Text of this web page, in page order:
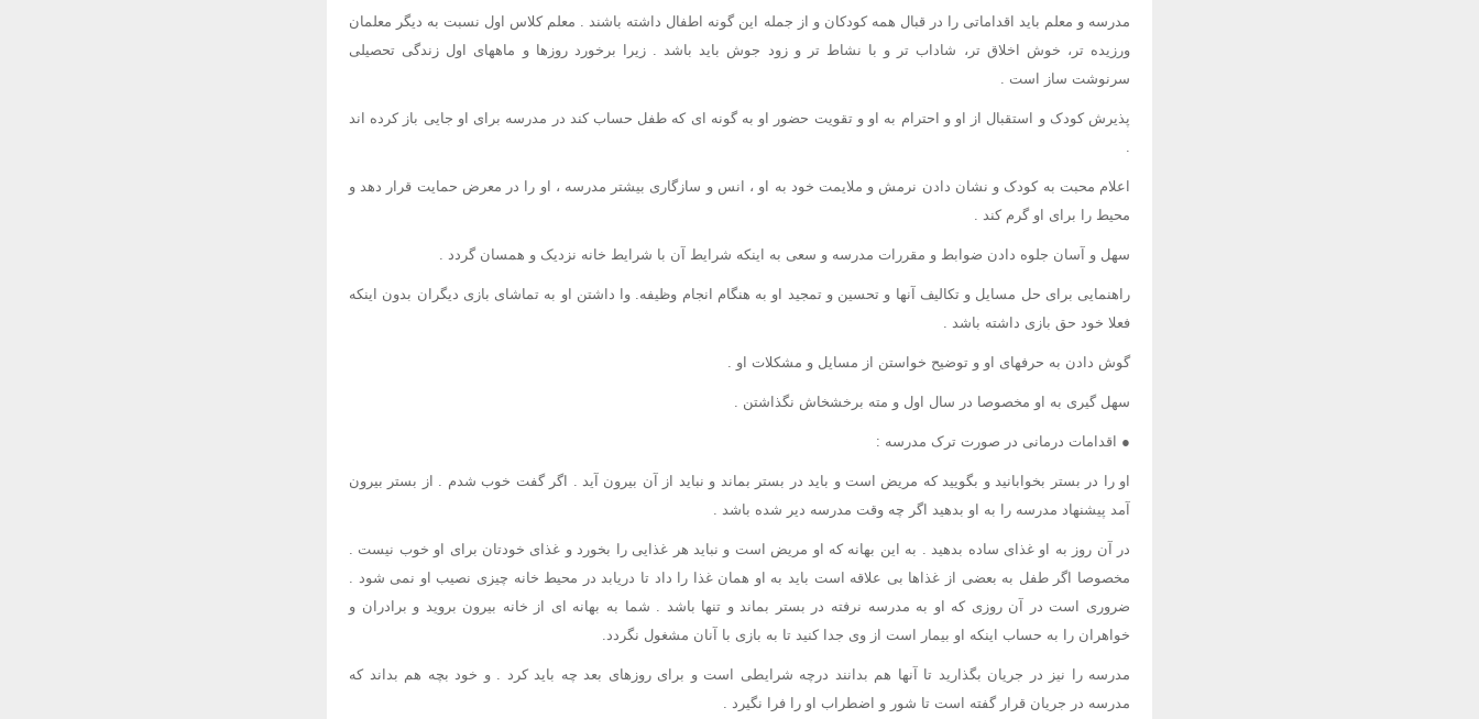
مدرسه و معلم باید اقداماتی را در قبال همه کودکان و از جمله این گونه اطفال داشته باشند . معلم کلاس اول نسبت به دیگر معلمان
ورزیده تر، خوش اخلاق تر، شاداب تر و با نشاط تر و زود جوش باید باشد . زیرا برخورد روزها و ماههای اول زندگی تحصیلی
سرنوشت ساز است .
پذیرش کودک و استقبال از او و احترام به او و تقویت حضور او به گونه ای که طفل حساب کند در مدرسه برای او جایی باز کرده اند
.
اعلام محبت به کودک و نشان دادن نرمش و ملایمت خود به او ، انس و سازگاری بیشتر مدرسه ، او را در معرض حمایت قرار دهد و
محیط را برای او گرم کند .
سهل و آسان جلوه دادن ضوابط و مقررات مدرسه و سعی به اینکه شرایط آن با شرایط خانه نزدیک و همسان گردد .
راهنمایی برای حل مسایل و تکالیف آنها و تحسین و تمجید او به هنگام انجام وظیفه. وا داشتن او به تماشای بازی دیگران بدون اینکه
فعلا خود حق بازی داشته باشد .
گوش دادن به حرفهای او و توضیح خواستن از مسایل و مشکلات او .
سهل گیری به او مخصوصا در سال اول و مته برخشخاش نگذاشتن .
● اقدامات درمانی در صورت ترک مدرسه :
او را در بستر بخوابانید و بگویید که مریض است و باید در بستر بماند و نباید از آن بیرون آید . اگر گفت خوب شدم . از بستر بیرون
آمد پیشنهاد مدرسه را به او بدهید اگر چه وقت مدرسه دیر شده باشد .
در آن روز به او غذای ساده بدهید . به این بهانه که او مریض است و نباید هر غذایی را بخورد و غذای خودتان برای او خوب نیست .
مخصوصا اگر طفل به بعضی از غذاها بی علاقه است باید به او همان غذا را داد تا دریابد در محیط خانه چیزی نصیب او نمی شود .
ضروری است در آن روزی که او به مدرسه نرفته در بستر بماند و تنها باشد . شما به بهانه ای از خانه بیرون بروید و برادران و
خواهران را به حساب اینکه او بیمار است از وی جدا کنید تا به بازی با آنان مشغول نگردد.
مدرسه را نیز در جریان بگذارید تا آنها هم بدانند درچه شرایطی است و برای روزهای بعد چه باید کرد . و خود بچه هم بداند که
مدرسه در جریان قرار گفته است تا شور و اضطراب او را فرا نگیرد .